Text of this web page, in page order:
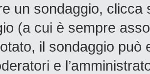
un sondaggio,
(a cui è sempre
il sondaggio può
e